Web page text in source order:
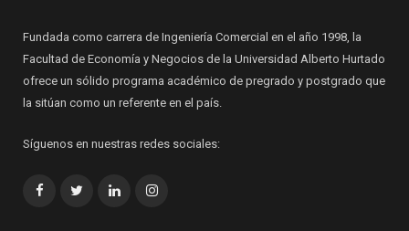
Fundada como carrera de Ingeniería Comercial en el año 1998, la
Facultad de Economía y Negocios de la Universidad Alberto Hurtado
ofrece un sólido programa académico de pregrado y postgrado que
la sitúan como un referente en el país.
Síguenos en nuestras redes sociales:
FacebookTwitterLinkedInInstagram